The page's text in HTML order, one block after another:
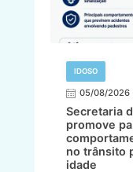
IDOSO
05/08/2026
Secretaria
promove
no trânsito
idade